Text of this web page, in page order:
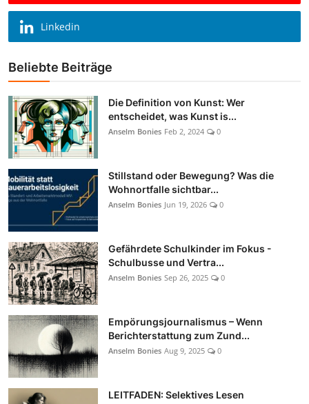
Linkedin
Beliebte Beiträge
Die Definition von Kunst: Wer
entscheidet, was Kunst is...
Anselm Bonies Feb 2, 2024 0
Stillstand oder Bewegung? Was die
Wohnortfalle sichtbar...
Anselm Bonies Jun 19, 2026 0
Gefährdete Schulkinder im Fokus -
Schulbusse und Vertra...
Anselm Bonies Sep 26, 2025 0
Empörungsjournalismus – Wenn
Berichterstattung zum Zund...
Anselm Bonies Aug 9, 2025 0
LEITFADEN: Selektives Lesen